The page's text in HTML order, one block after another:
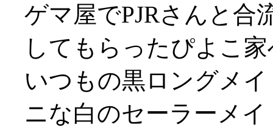
ゲマ屋でPJRさんと合
してもらったぴよこ
いつもの黒ロングメ
ニな白のセーラーメイ